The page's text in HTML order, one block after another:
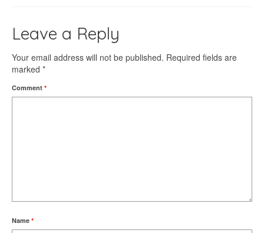
Leave a Reply
Your email address will not be published. Required fields are
marked *
Comment *
Name *